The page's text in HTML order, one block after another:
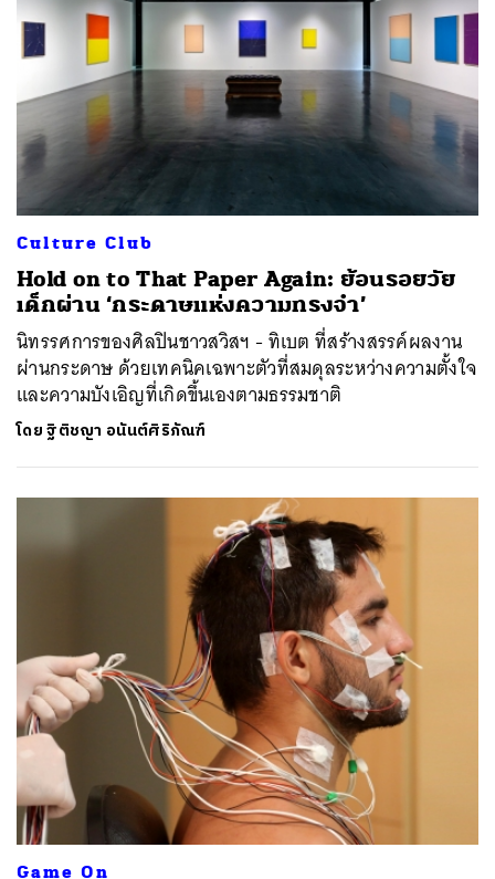
Culture Club
Hold on to That Paper Again: ย้อนรอยวัย
เด็กผ่าน ‘กระดาษแห่งความทรงจำ’
นิทรรศการของศิลปินชาวสวิสฯ - ทิเบต ที่สร้างสรรค์ผลงาน
ผ่านกระดาษ ด้วยเทคนิคเฉพาะตัวที่สมดุลระหว่างความตั้งใจ
และความบังเอิญที่เกิดขึ้นเองตามธรรมชาติ
โดยฐิติชญา อนันต์ศิริภัณฑ์
Game On